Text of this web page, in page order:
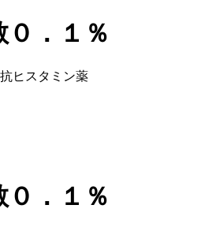
．１％
ヒスタミン薬
．１％